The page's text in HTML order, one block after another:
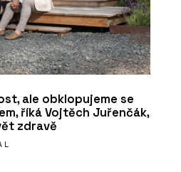
ale obklopujeme se
říká Vojtěch Juřenčák,
zdravě